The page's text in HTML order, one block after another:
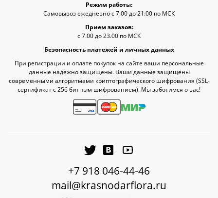
Режим работы:
Самовывоз ежедневно с 7:00 до 21:00 по МСК
Прием заказов:
с 7.00 до 23.00 по МСК
Безопасность платежей и личных данных
При регистрации и оплате покупок на сайте ваши персональные
данные надёжно защищены. Ваши данные защищены
современными алгоритмами криптографического шифрования (SSL-
сертификат c 256 битным шифрованием). Мы заботимся о вас!
+7 918 046-44-46
mail@krasnodarflora.ru